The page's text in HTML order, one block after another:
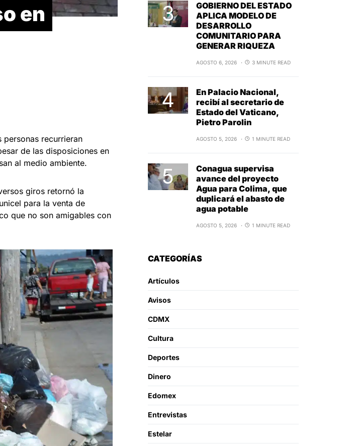
en
personas recurrieran
de las disposiciones en
al medio ambiente.
giros retornó la
para la venta de
que no son amigables con
GOBIERNO DEL ESTADO
APLICA MODELO DE
DESARROLLO
COMUNITARIO PARA
GENERAR RIQUEZA
AGOSTO 6, 2026 3 MINUTE READ
En Palacio Nacional,
recibí al secretario de
Estado del Vaticano,
Pietro Parolin
AGOSTO 5, 2026 1 MINUTE READ
Conagua supervisa
avance del proyecto
Agua para Colima, que
duplicará el abasto de
agua potable
AGOSTO 5, 2026 1 MINUTE READ
CATEGORÍAS
Artículos
Avisos
CDMX
Cultura
Deportes
Dinero
Edomex
Entrevistas
Estelar